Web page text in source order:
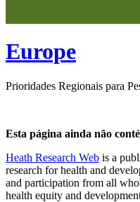
Europe
Prioridades Regionais para
Esta página ainda não
Heath Research Web is a
research for health and
and participation from all
health equity and